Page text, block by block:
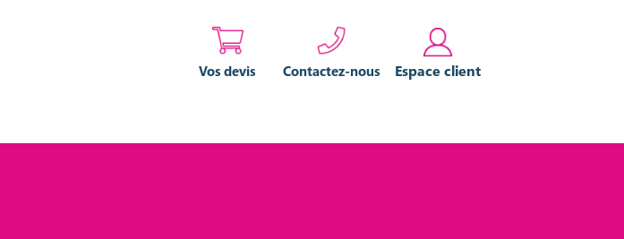
Vos devis Contactez-nous Espace client